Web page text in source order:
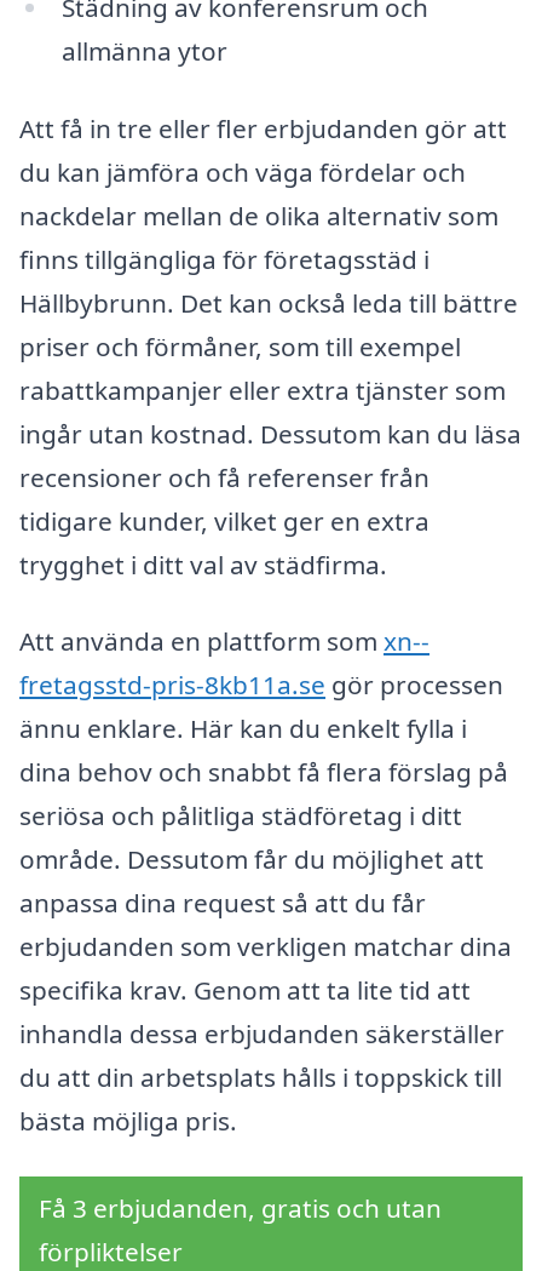
Städning av konferensrum och
allmänna ytor
Att få in tre eller fler erbjudanden gör att
du kan jämföra och väga fördelar och
nackdelar mellan de olika alternativ som
finns tillgängliga för företagsstäd i
Hällbybrunn. Det kan också leda till bättre
priser och förmåner, som till exempel
rabattkampanjer eller extra tjänster som
ingår utan kostnad. Dessutom kan du läsa
recensioner och få referenser från
tidigare kunder, vilket ger en extra
trygghet i ditt val av städfirma.
Att använda en plattform som xn--
fretagsstd-pris-8kb11a.se gör processen
ännu enklare. Här kan du enkelt fylla i
dina behov och snabbt få flera förslag på
seriösa och pålitliga städföretag i ditt
område. Dessutom får du möjlighet att
anpassa dina request så att du får
erbjudanden som verkligen matchar dina
specifika krav. Genom att ta lite tid att
inhandla dessa erbjudanden säkerställer
du att din arbetsplats hålls i toppskick till
bästa möjliga pris.
Få 3 erbjudanden, gratis och utan
förpliktelser